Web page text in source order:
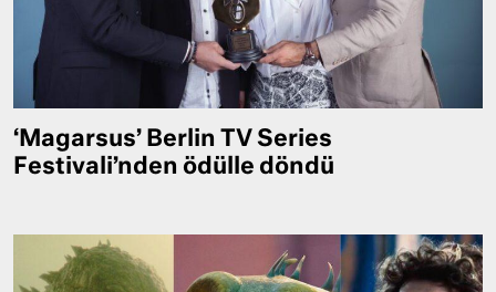
‘Magarsus’ Berlin TV Series
Festivali’nden ödülle döndü